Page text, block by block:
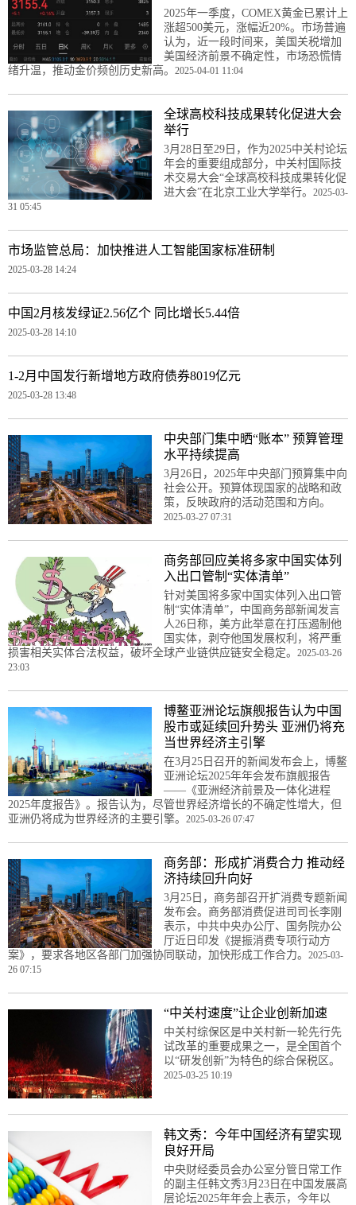
2025年一季度，COMEX黄金已累计上
涨超500美元，涨幅近20%。市场普遍
认为，近一段时间来，美国关税增加
美国经济前景不确定性，市场恐慌情
绪升温，推动金价频创历史新高。 2025-04-01 11:04
全球高校科技成果转化促进大会
举行
3月28日至29日，作为2025中关村论坛
年会的重要组成部分，中关村国际技
术交易大会“全球高校科技成果转化促
进大会”在北京工业大学举行。 2025-03-
31 05:45
市场监管总局：加快推进人工智能国家标准研制
2025-03-28 14:24
中国2月核发绿证2.56亿个 同比增长5.44倍
2025-03-28 14:10
1-2月中国发行新增地方政府债券8019亿元
2025-03-28 13:48
中央部门集中晒“账本” 预算管理
水平持续提高
3月26日，2025年中央部门预算集中向
社会公开。预算体现国家的战略和政
策，反映政府的活动范围和方向。
2025-03-27 07:31
商务部回应美将多家中国实体列
入出口管制“实体清单”
针对美国将多家中国实体列入出口管
制“实体清单”，中国商务部新闻发言
人26日称，美方此举意在打压遏制他
国实体，剥夺他国发展权利，将严重
损害相关实体合法权益，破坏全球产业链供应链安全稳定。 2025-03-26
23:03
博鳌亚洲论坛旗舰报告认为中国
股市或延续回升势头 亚洲仍将充
当世界经济主引擎
在3月25日召开的新闻发布会上，博鳌
亚洲论坛2025年年会发布旗舰报告
——《亚洲经济前景及一体化进程
2025年度报告》。报告认为，尽管世界经济增长的不确定性增大，但
亚洲仍将成为世界经济的主要引擎。 2025-03-26 07:47
商务部：形成扩消费合力 推动经
济持续回升向好
3月25日，商务部召开扩消费专题新闻
发布会。商务部消费促进司司长李刚
表示，中共中央办公厅、国务院办公
厅近日印发《提振消费专项行动方
案》，要求各地区各部门加强协同联动，加快形成工作合力。 2025-03-
26 07:15
“中关村速度”让企业创新加速
中关村综保区是中关村新一轮先行先
试改革的重要成果之一，是全国首个
以“研发创新”为特色的综合保税区。
2025-03-25 10:19
韩文秀：今年中国经济有望实现
良好开局
中央财经委员会办公室分管日常工作
的副主任韩文秀3月23日在中国发展高
层论坛2025年年会上表示，今年以